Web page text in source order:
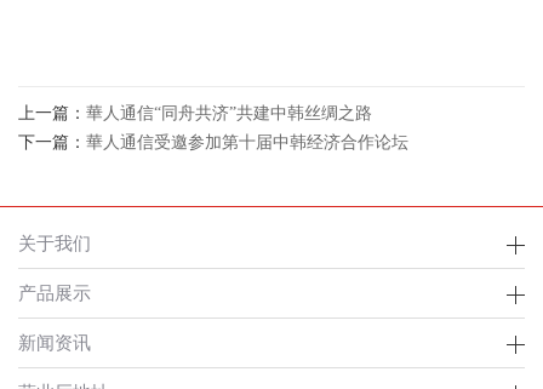
上一篇： 華人通信“同舟共济”共建中韩丝绸之路
下一篇： 華人通信受邀参加第十届中韩经济合作论坛
关于我们
产品展示
新闻资讯